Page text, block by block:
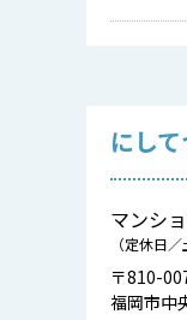
にし
マンシ
（定休日
〒810-
福岡市中